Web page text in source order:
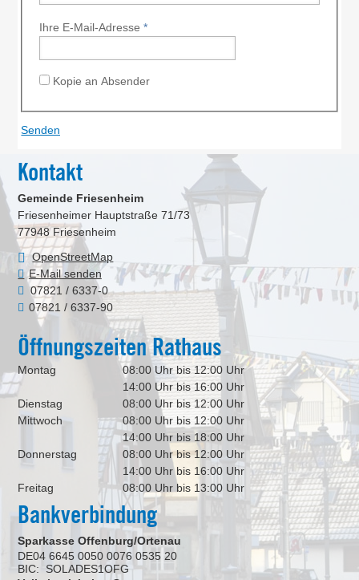
Ihre E-Mail-Adresse *
Kopie an Absender
Kontakt
Gemeinde Friesenheim
Friesenheimer Hauptstraße 71/73
77948 Friesenheim
OpenStreetMap
E-Mail senden
07821 / 6337-0
07821 / 6337-90
Öffnungszeiten Rathaus
Montag
08:00 Uhr bis 12:00 Uhr
14:00 Uhr bis 16:00 Uhr
Dienstag
08:00 Uhr bis 12:00 Uhr
Mittwoch
08:00 Uhr bis 12:00 Uhr
14:00 Uhr bis 18:00 Uhr
Donnerstag
08:00 Uhr bis 12:00 Uhr
14:00 Uhr bis 16:00 Uhr
Freitag
08:00 Uhr bis 13:00 Uhr
Bankverbindung
Sparkasse Offenburg/Ortenau
DE04 6645 0050 0076 0535 20
BIC: SOLADES1OFG